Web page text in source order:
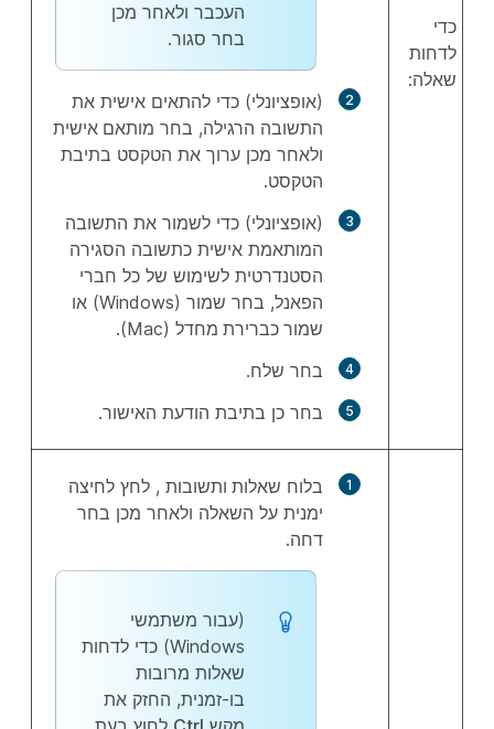
כדי
לדחות
שאלה:
העכבר ולאחר מכן
בחר סגור.
(אופציונלי) כדי להתאים אישית את
התשובה הרגילה, בחר מותאם אישית
ולאחר מכן ערוך את הטקסט בתיבת
הטקסט.
(אופציונלי) כדי לשמור את התשובה
המותאמת אישית כתשובה הסגירה
הסטנדרטית לשימוש של כל חברי
הפאנל, בחר שמור (Windows) או
שמור כברירת מחדל (Mac).
בחר שלח.
בחר כן בתיבת הודעת האישור.
בלוח שאלות ותשובות , לחץ לחיצה
ימנית על השאלה ולאחר מכן בחר
דחה.
(עבור משתמשי
Windows) כדי לדחות
שאלות מרובות
בו-זמנית, החזק את